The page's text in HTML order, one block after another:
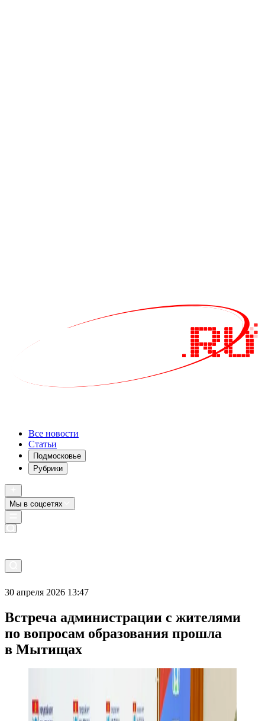
Все новости
Статьи
Подмосковье
Рубрики
Мы в соцсетях
30 апреля 2026 13:47
Встреча администрации с жителями
по вопросам образования прошла
в Мытищах